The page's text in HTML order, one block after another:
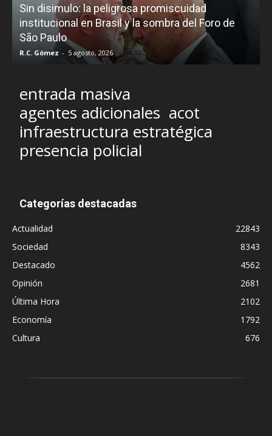
Sin disimulo: la peligrosa promiscuidad
institucional en Brasil y la sombra del Foro de
São Paulo
R.C. Gómez - 5 agosto, 2026
entrada masiva
agentes adicionales acot
infraestructura estratégica
presencia policial
Categorías destacadas
Actualidad
22843
Sociedad
8343
Destacado
4562
Opinión
2681
Última Hora
2102
Economía
1792
Cultura
676